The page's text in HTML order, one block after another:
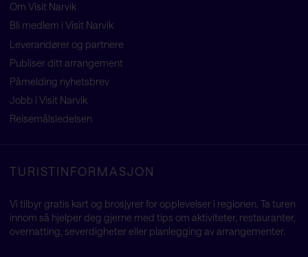
Om Visit Narvik
Bli medlem i Visit Narvik
Leverandører og partnere
Publiser ditt arrangement
Påmelding nyhetsbrev
Jobb i Visit Narvik
Reisemålsledelsen
TURISTINFORMASJON
Vi tilbyr gratis kart og brosjyrer for opplevelser i regionen. Ta turen
innom så hjelper deg gjerne med tips om aktiviteter, restauranter,
overnatting, severdigheter eller planlegging av arrangementer.